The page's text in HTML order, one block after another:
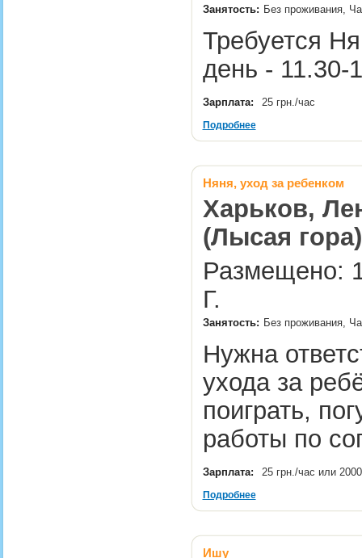
Занятость: Без проживания,
Требуется
день -
Зарплата: 25 грн./час
Подробнее
Няня, уход за ребенком
Харьков,
(Лысая гора)
Размещено:
Г.
Занятость: Без проживания,
Нужна
ухода за
поиграть,
работы по
Зарплата: 25 грн./час или
Подробнее
Ишу